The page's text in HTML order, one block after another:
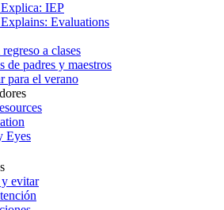
IEP
Evaluations
a clases
de padres y maestros
para el verano
Eyes
evitar